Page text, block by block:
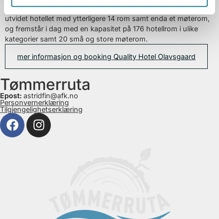
«storstue» Auditoriet med kapasitet til 220 personer. I 2016
utvidet hotellet med ytterligere 14 rom samt enda et møterom,
og fremstår i dag med en kapasitet på 176 hotellrom i ulike
kategorier samt 20 små og store møterom.
mer informasjon og booking Quality Hotel Olavsgaard
Tømmerruta
Epost: astridfin@afk.no
Personvernerklæring
Tilgjengelighetserklæring